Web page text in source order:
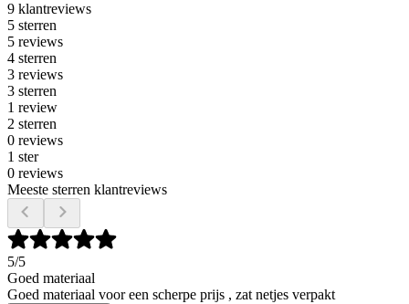
9 klantreviews
5 sterren
5 reviews
4 sterren
3 reviews
3 sterren
1 review
2 sterren
0 reviews
1 ster
0 reviews
Meeste sterren klantreviews
5/5
Goed materiaal
Goed materiaal voor een scherpe prijs , zat netjes verpakt